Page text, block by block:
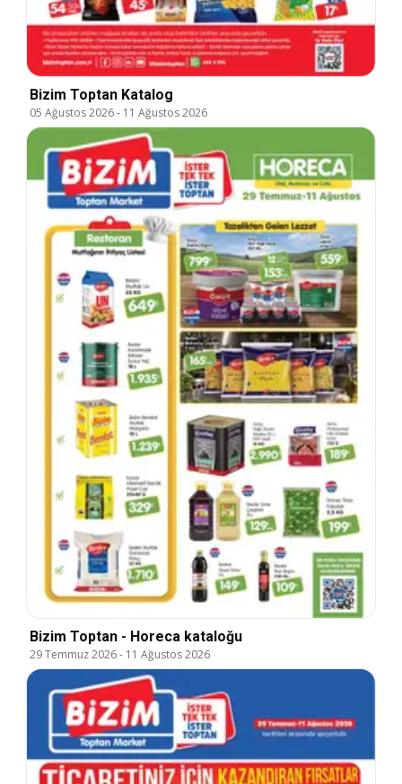
Bizim Toptan Katalog
05 Ağustos 2026- 11 Ağustos 2026
Bizim Toptan - Horeca kataloğu
29 Temmuz 2026- 11 Ağustos 2026